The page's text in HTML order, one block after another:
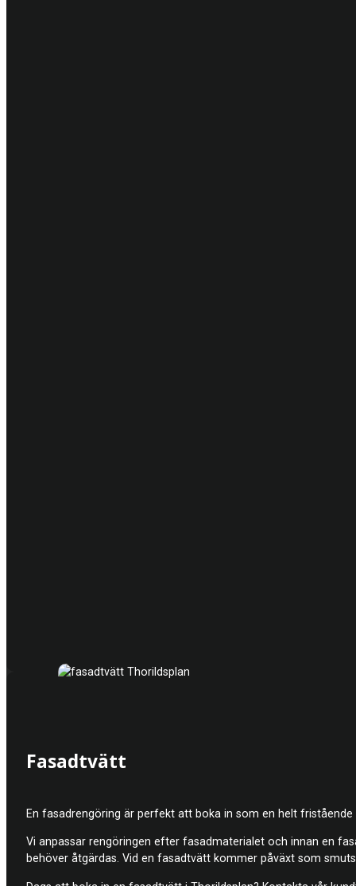
Fasadtvätt
En fasadrengöring är perfekt att boka in som en helt
Vi anpassar rengöringen efter fasadmaterialet och innan en
behöver åtgärdas. Vid en fasadtvätt kommer påväxt som